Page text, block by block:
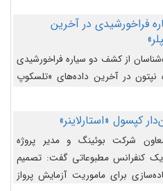
فراخورشیدی در آخرین
از کشف دو سیاره فراخورشیدی
نپتون در آخرین داده‌های «تلسکوپ
کپسول «استارلاینر»
شرکت بوئینگ و مدیر پروژه
یک کنفرانس مطبوعاتی گفت: تصمیم
برای ماموریت آزمایش پرواز